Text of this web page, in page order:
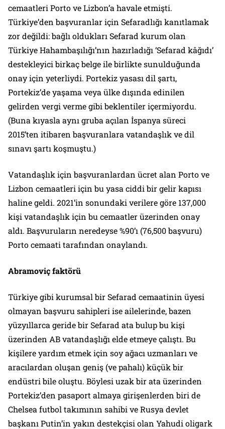
cemaatleri Porto ve Lizbon’a havale etmişti.
Türkiye’den başvuranlar için Sefaradlığı kanıtlamak
zor değildi: bağlı oldukları Sefarad kurum olan
Türkiye Hahambaşılığı’nın hazırladığı ‘Sefarad kâğıdı’
destekleyici birkaç belge ile birlikte sunulduğunda
onay için yeterliydi. Portekiz yasası dil şartı,
Portekiz’de yaşama veya ülke dışında edinilen
gelirden vergi verme gibi beklentiler içermiyordu.
(Buna kıyasla aynı gruba açılan İspanya süreci
2015’ten itibaren başvuranlara vatandaşlık ve dil
sınavı şartı koşmuştu.)
Vatandaşlık için başvuranlardan ücret alan Porto ve
Lizbon cemaatleri için bu yasa ciddi bir gelir kapısı
haline geldi. 2021’in sonundaki verilere göre 137,000
kişi vatandaşlık için bu cemaatler üzerinden onay
aldı. Başvuruların neredeyse %90’ı (76,500 başvuru)
Porto cemaati tarafından onaylandı.
Abramoviç faktörü
Türkiye gibi kurumsal bir Sefarad cemaatinin üyesi
olmayan başvuru sahipleri ise ailelerinde, bazen
yüzyıllarca geride bir Sefarad ata bulup bu kişi
üzerinden AB vatandaşlığı elde etmeye çalıştı. Bu
kişilere yardım etmek için soy ağacı uzmanları ve
aracılardan oluşan geniş (ve pahalı) küçük bir
endüstri bile oluştu. Böylesi uzak bir ata üzerinden
Portekiz’den pasaport almaya girişenlerden biri de
Chelsea futbol takımının sahibi ve Rusya devlet
başkanı Putin’in yakın destekçisi olan Yahudi oligark